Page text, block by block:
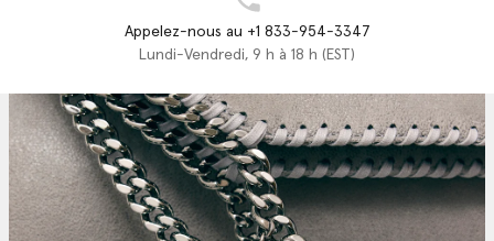
Appelez-nous au +1 833-954-3347
Lundi-Vendredi, 9 h à 18 h (EST)